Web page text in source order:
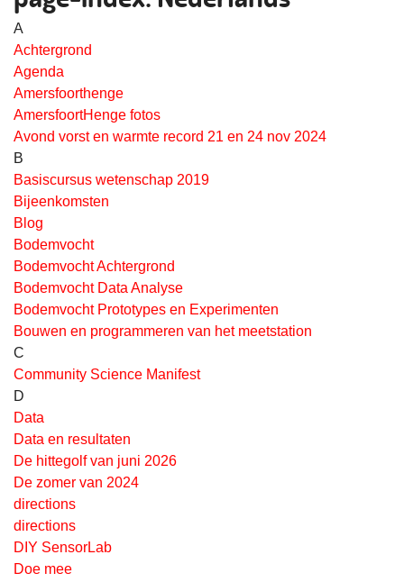
A
Achtergrond
Agenda
Amersfoorthenge
AmersfoortHenge fotos
Avond vorst en warmte record 21 en 24 nov 2024
B
Basiscursus wetenschap 2019
Bijeenkomsten
Blog
Bodemvocht
Bodemvocht Achtergrond
Bodemvocht Data Analyse
Bodemvocht Prototypes en Experimenten
Bouwen en programmeren van het meetstation
C
Community Science Manifest
D
Data
Data en resultaten
De hittegolf van juni 2026
De zomer van 2024
directions
directions
DIY SensorLab
Doe mee